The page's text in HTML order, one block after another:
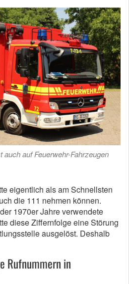
auch auf Feuerwehr-Fahrzeugen
eigentlich als am Schnellsten
die 111 nehmen können.
1970er Jahre verwendete
diese Ziffernfolge eine Störung
ausgelöst. Deshalb
Rufnummern in